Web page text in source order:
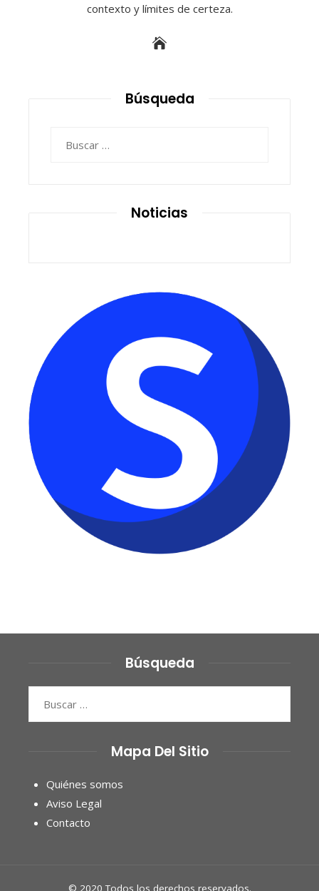
contexto y límites de certeza.
Búsqueda
Noticias
Búsqueda
Mapa Del Sitio
Quiénes somos
Aviso Legal
Contacto
© 2020 Todos los derechos reservados.